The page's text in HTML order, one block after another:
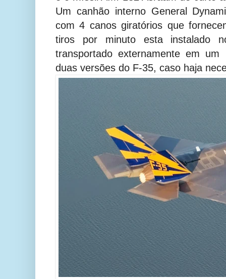
Um canhão interno General
com 4 canos giratórios que
tiros por minuto esta instalado
transportado externamente em
duas versões do F-35, caso haja